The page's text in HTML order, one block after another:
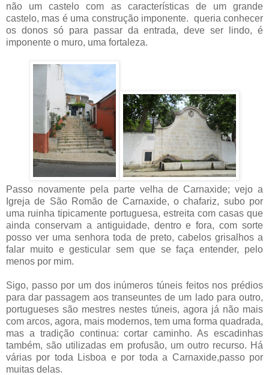
não um castelo com as características de um grande
castelo, mas é uma construção imponente. queria conhecer
os donos só para passar da entrada, deve ser lindo, é
imponente o muro, uma fortaleza.
Passo novamente pela parte velha de Carnaxide; vejo a
Igreja de São Romão de Carnaxide, o chafariz, subo por
uma ruinha tipicamente portuguesa, estreita com casas que
ainda conservam a antiguidade, dentro e fora, com sorte
posso ver uma senhora toda de preto, cabelos grisalhos a
falar muito e gesticular sem que se faça entender, pelo
menos por mim.
Sigo, passo por um dos inúmeros túneis feitos nos prédios
para dar passagem aos transeuntes de um lado para outro,
portugueses são mestres nestes túneis, agora já não mais
com arcos, agora, mais modernos, tem uma forma quadrada,
mas a tradição continua: cortar caminho. As escadinhas
também, são utilizadas em profusão, um outro recurso. Há
várias por toda Lisboa e por toda a Carnaxide,passo por
muitas delas.